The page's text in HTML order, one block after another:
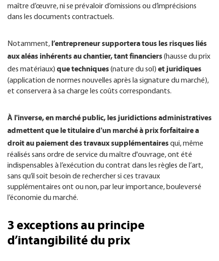
maître d’œuvre, ni se prévaloir d’omissions ou d’imprécisions
dans les documents contractuels.
Notamment, l’entrepreneur supportera tous les risques liés
aux aléas inhérents au chantier, tant financiers(hausse du prix
des matériaux) que techniques(nature du sol) et juridiques
(application de normes nouvelles après la signature du marché),
et conservera à sa charge les coûts correspondants.
À l'inverse, en marché public, les juridictions administratives
admettent que le titulaire d'un marché à prix forfaitaire a
droit au paiement des travaux supplémentairesqui, même
réalisés sans ordre de service du maître d'ouvrage, ont été
indispensables à l’exécution du contrat dans les règles de l’art,
sans qu’il soit besoin de rechercher si ces travaux
supplémentaires ont ou non, par leur importance, bouleversé
l’économie du marché.
3 exceptions au principe
d’intangibilité du prix